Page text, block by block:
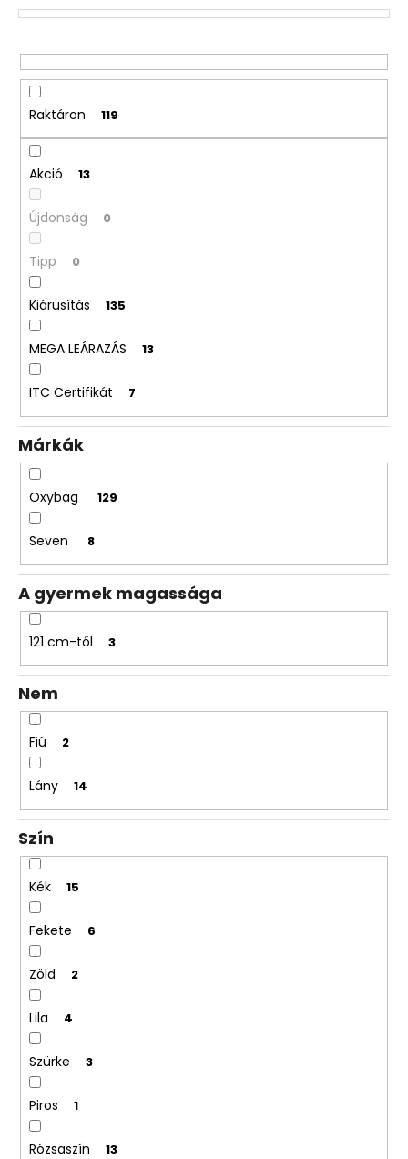
r
n
d
e
z
é
e
Raktáron 119
Akció 13
Újdonság 0
Tipp 0
Kiárusítás 135
MEGA LEÁRAZÁS 13
ITC Certifikát 7
Márkák
Oxybag 129
Seven 8
A gyermek magassága
121 cm-től 3
Nem
Fiú 2
Lány 14
Szín
Kék 15
Fekete 6
Zöld 2
Lila 4
Szürke 3
Piros 1
Rózsaszín 13